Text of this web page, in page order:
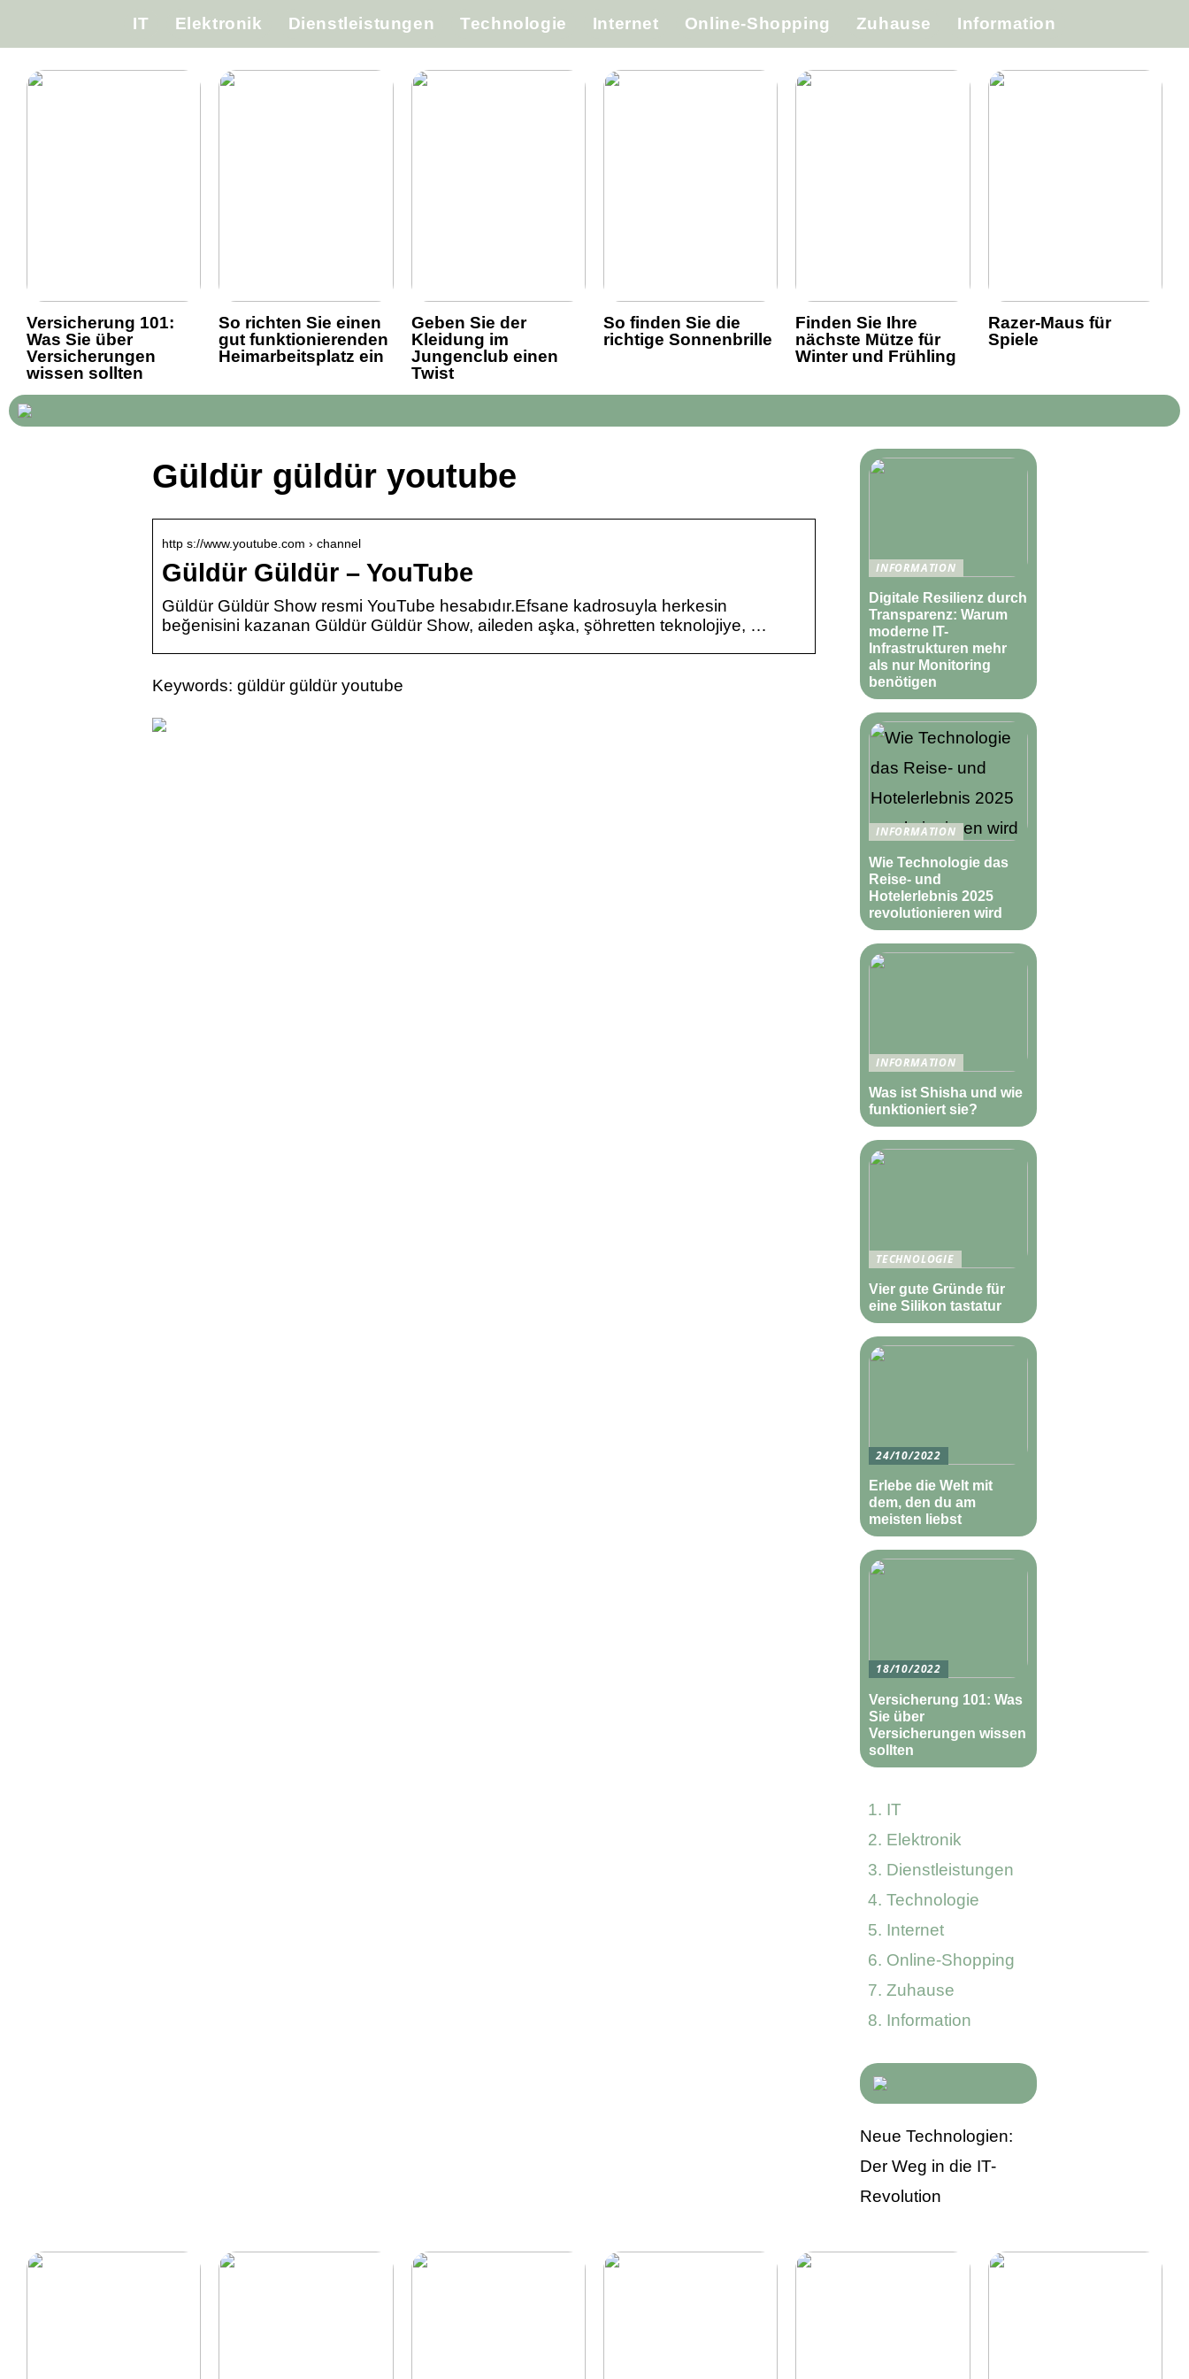
IT Elektronik Dienstleistungen Technologie Internet Online-Shopping Zuhause Information
Versicherung 101:
Was Sie über
Versicherungen
wissen sollten
So richten Sie einen
gut funktionierenden
Heimarbeitsplatz ein
Geben Sie der
Kleidung im
Jungenclub einen
Twist
So finden Sie die
richtige Sonnenbrille
Finden Sie Ihre
nächste Mütze für
Winter und Frühling
Razer-Maus für
Spiele
Güldür güldür youtube
http s://www.youtube.com › channel
Güldür Güldür – YouTube
Güldür Güldür Show resmi YouTube hesabıdır.Efsane kadrosuyla herkesin
beğenisini kazanan Güldür Güldür Show, aileden aşka, şöhretten teknolojiye, …
Keywords: güldür güldür youtube
INFORMATION
Digitale Resilienz durch
Transparenz: Warum
moderne IT-
Infrastrukturen mehr
als nur Monitoring
benötigen
INFORMATION
Wie Technologie das
Reise- und
Hotelerlebnis 2025
revolutionieren wird
INFORMATION
Was ist Shisha und wie
funktioniert sie?
TECHNOLOGIE
Vier gute Gründe für
eine Silikon tastatur
24/10/2022
Erlebe die Welt mit
dem, den du am
meisten liebst
18/10/2022
Versicherung 101: Was
Sie über
Versicherungen wissen
sollten
IT
Elektronik
Dienstleistungen
Technologie
Internet
Online-Shopping
Zuhause
Information
Neue Technologien:
Der Weg in die IT-
Revolution